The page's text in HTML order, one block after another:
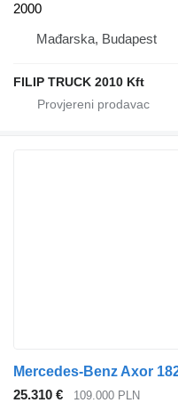
2000
Mađarska, Budapest
FILIP TRUCK 2010 Kft
25.310 € 109.000 PLN